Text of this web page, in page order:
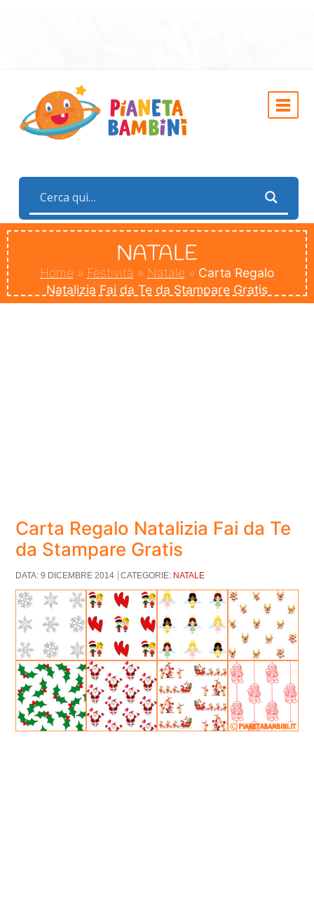
NATALE
Home » Festività » Natale » Carta Regalo
Natalizia Fai da Te da Stampare Gratis
Carta Regalo Natalizia Fai da Te
da Stampare Gratis
DATA: 9 DICEMBRE 2014 CATEGORIE: NATALE